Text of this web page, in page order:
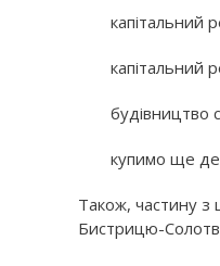
капітальний
капітальний
будівництво
купимо ще
Також, частину з
Бистрицю-